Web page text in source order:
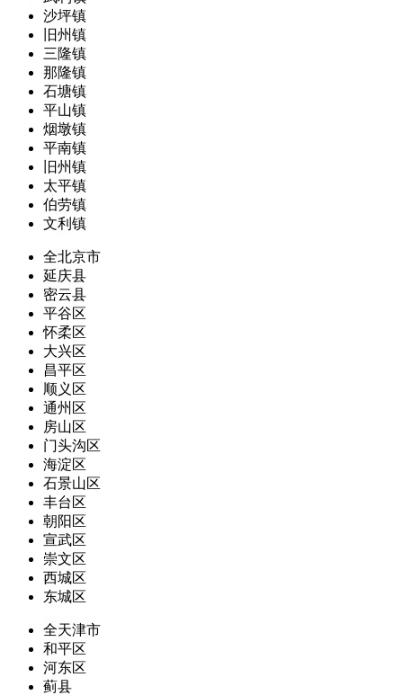
沙坪镇
旧州镇
三隆镇
那隆镇
石塘镇
平山镇
烟墩镇
平南镇
旧州镇
太平镇
伯劳镇
文利镇
全北京市
延庆县
密云县
平谷区
怀柔区
大兴区
昌平区
顺义区
通州区
房山区
门头沟区
海淀区
石景山区
丰台区
朝阳区
宣武区
崇文区
西城区
东城区
全天津市
和平区
河东区
蓟县